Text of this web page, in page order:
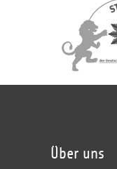
Über uns